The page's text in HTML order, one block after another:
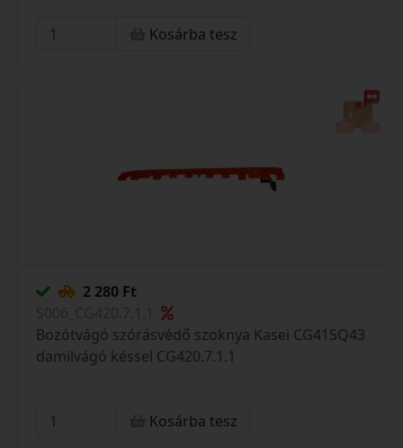
Kosárba tesz
2 280 Ft
Bozótvágó szórásvédő szoknya Kasei CG415Q43
damilvágó késsel CG420.7.1.1
Kosárba tesz